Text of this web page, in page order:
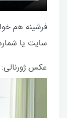
فرشینه هم
سایت یا شماره ۰۹۱۵۵۰۹۱۳۰۰ در تماس
عکس ژورنالی: